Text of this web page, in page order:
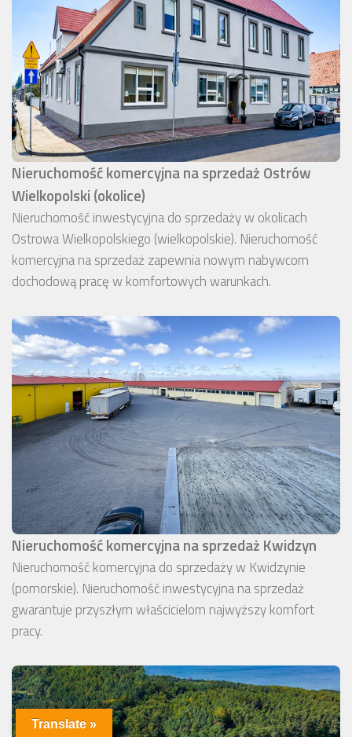
Nieruchomość komercyjna na sprzedaż Ostrów
Wielkopolski (okolice)
Nieruchomość inwestycyjna do sprzedaży w okolicach
Ostrowa Wielkopolskiego (wielkopolskie). Nieruchomość
komercyjna na sprzedaż zapewnia nowym nabywcom
dochodową pracę w komfortowych warunkach.
Nieruchomość komercyjna na sprzedaż Kwidzyn
Nieruchomość komercyjna do sprzedaży w Kwidzynie
(pomorskie). Nieruchomość inwestycyjna na sprzedaż
gwarantuje przyszłym właścicielom najwyższy komfort
pracy.
Translate »